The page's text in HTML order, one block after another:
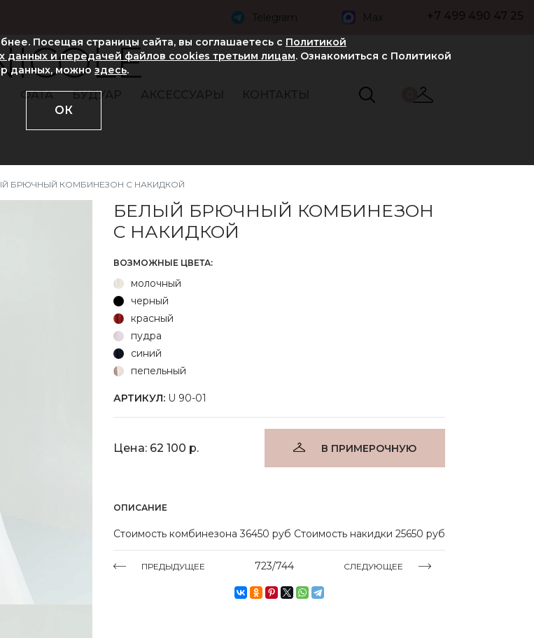
Telegram Max +7 499 490 47 25
ФАТА БУДУАР АКСЕССУАРЫ КОНТАКТЫ
БРЮЧНЫЙ КОМБИНЕЗОН С НАКИДКОЙ
БЕЛЫЙ БРЮЧНЫЙ КОМБИНЕЗОН
С НАКИДКОЙ
ВОЗМОЖНЫЕ ЦВЕТА:
молочный
черный
красный
пудра
синий
пепельный
АРТИКУЛ: U 90-01
Цена: 62 100 р. В ПРИМЕРОЧНУЮ
ОПИСАНИЕ
Стоимость комбинезона 36450 руб Стоимость накидки 25650 руб
ПРЕДЫДУЩЕЕ 723/744 СЛЕДУЮЩЕЕ
Посещая страницы сайта, вы соглашаетесь с Политикой
данных и передачей файлов cookies третьим лицам. Ознакомиться с Политикой
данных, можно здесь.
ОК